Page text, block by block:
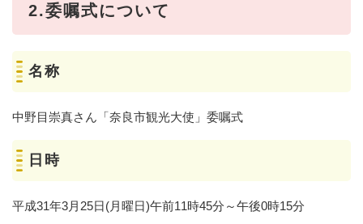
2.委嘱式について
名称
中野目崇真さん「奈良市観光大使」委嘱式
日時
平成31年3月25日(月曜日)午前11時45分～午後0時15分